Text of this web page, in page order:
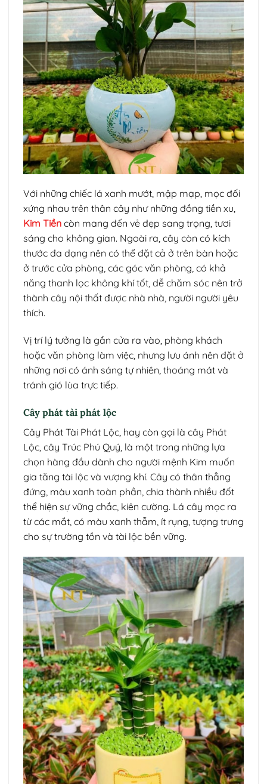
Với những chiếc lá xanh mướt, mập mạp, mọc đối
xứng nhau trên thân cây như những đồng tiền xu,
Kim Tiền còn mang đến vẻ đẹp sang trọng, tươi
sáng cho không gian. Ngoài ra, cây còn có kích
thước đa dạng nên có thể đặt cả ở trên bàn hoặc
ở trước cửa phòng, các góc văn phòng, có khả
năng thanh lọc không khí tốt, dễ chăm sóc nên trở
thành cây nội thất được nhà nhà, người người yêu
thích.
Vị trí lý tưởng là gần cửa ra vào, phòng khách
hoặc văn phòng làm việc, nhưng lưu ánh nên đặt ở
những nơi có ánh sáng tự nhiên, thoáng mát và
tránh gió lùa trực tiếp.
Cây phát tài phát lộc
Cây Phát Tài Phát Lộc, hay còn gọi là cây Phát
Lộc, cây Trúc Phú Quý, là một trong những lựa
chọn hàng đầu dành cho người mệnh Kim muốn
gia tăng tài lộc và vượng khí. Cây có thân thẳng
đứng, màu xanh toàn phần, chia thành nhiều đốt
thể hiện sự vững chắc, kiên cường. Lá cây mọc ra
từ các mắt, có màu xanh thẫm, ít rụng, tượng trưng
cho sự trường tồn và tài lộc bền vững.